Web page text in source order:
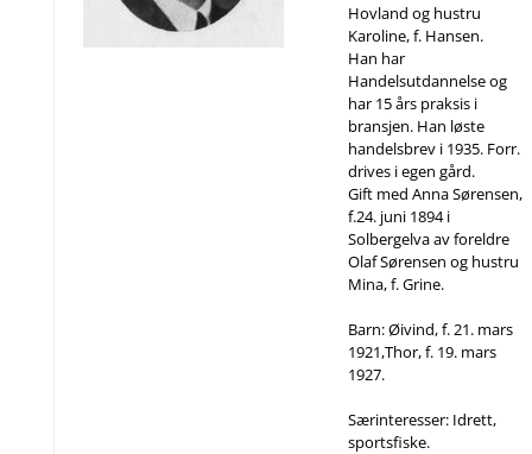
Hovland og hustru
Karoline, f. Hansen.
Han har
Handelsutdannelse og
har 15 års praksis i
bransjen. Han løste
handelsbrev i 1935. Forr.
drives i egen gård.
Gift med Anna Sørensen,
f.24. juni 1894 i
Solbergelva av foreldre
Olaf Sørensen og hustru
Mina, f. Grine.
Barn: Øivind, f. 21. mars
1921,Thor, f. 19. mars
1927.
Særinteresser: Idrett,
sportsfiske.